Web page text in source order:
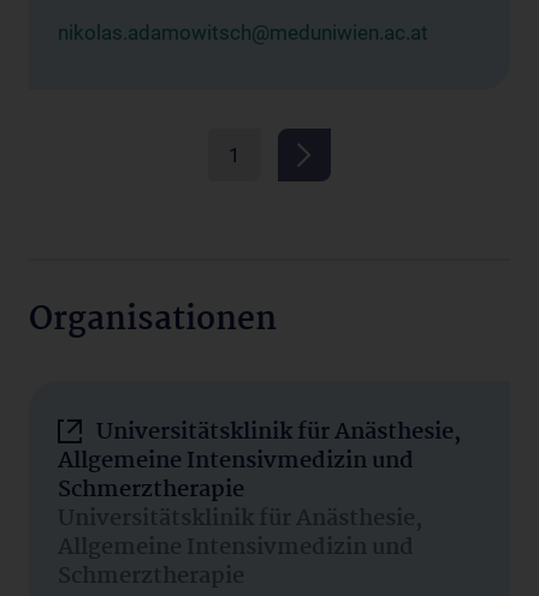
nikolas.adamowitsch@meduniwien.ac.at
1
Organisationen
Universitätsklinik für Anästhesie,
Allgemeine Intensivmedizin und
Schmerztherapie
Universitätsklinik für Anästhesie,
Allgemeine Intensivmedizin und
Schmerztherapie